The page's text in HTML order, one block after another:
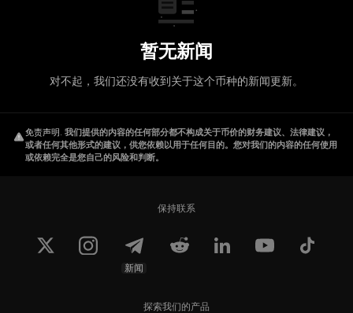
暂无新闻
对不起，我们还没有收到关于这个币种的新闻更新。
免责声明. 我们提供的内容的任何部分都不构成关于币价的财务建议、法律建议，
或者任何其他形式的建议，供您依赖以用于任何目的。您对我们的内容的任何使用
或依赖完全是您自己的风险和判断。
保持联系
新闻
探索我们的产品